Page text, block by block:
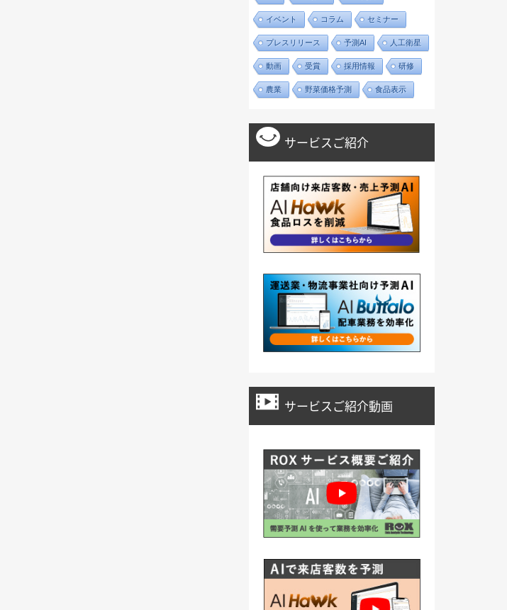
イベント コラム セミナー
プレスリリース 予測AI 人工衛星
動画 受賞 採用情報 研修
農業 野菜価格予測 食品表示
サービスご紹介
サービスご紹介動画